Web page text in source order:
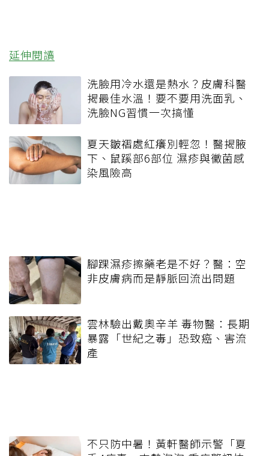
延伸閱讀
洗臉用冷水還是熱水？皮膚科醫
揭最佳水溫！要不要用洗面乳、
洗臉NG習慣一次搞懂
夏天皺褶處紅癢別輕忽！醫揭腋
下、鼠蹊部6部位 濕疹與黴菌感
染風險高
腳踝濕疹擦藥老是不好？醫：空
非皮膚病而是靜脈回流出問題
雲林驗出戴奧辛羊 毒物醫：長期
暴露「世紀之毒」恐致癌、害流
產
不只防中暑！黃軒醫師示警「夏